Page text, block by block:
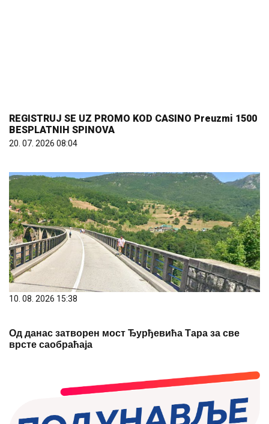
REGISTRUJ SE UZ PROMO KOD CASINO Preuzmi 1500
BESPLATNIH SPINOVA
20. 07. 2026 08:04
10. 08. 2026 15:38
Од данас затворен мост Ђурђевића Тара за све
врсте саобраћаја